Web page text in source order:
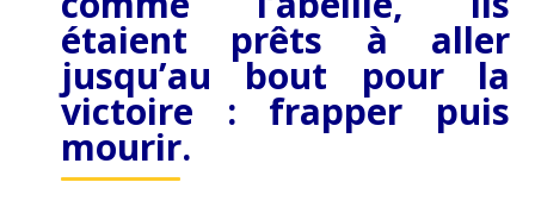
étaient prêts à aller
jusqu’au bout pour la
victoire : frapper puis
mourir.